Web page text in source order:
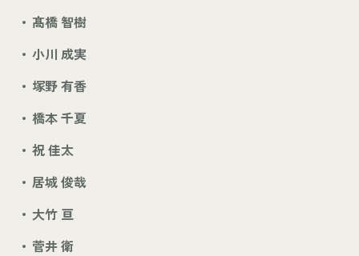
髙橋 智樹
小川 成実
塚野 有香
橋本 千夏
祝 佳太
居城 俊哉
大竹 亘
菅井 衛